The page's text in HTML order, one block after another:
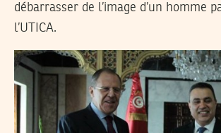
débarrasser de l’image d’un homme
l’UTICA.